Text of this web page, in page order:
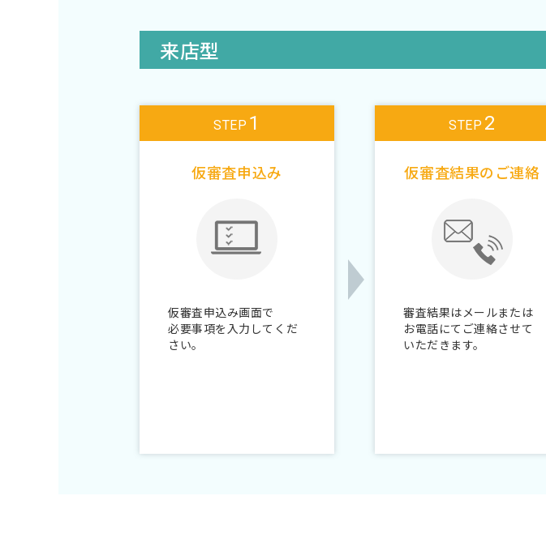
来店型
STEP 1
仮審査申込み
仮審査申込み画面で
必要事項を入力してくだ
さい。
STEP 2
仮審査結果のご連絡
審査結果はメールまたは
お電話にてご連絡させて
いただきます。